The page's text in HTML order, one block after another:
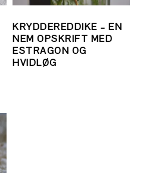
KRYDDEREDDIKE – EN
NEM OPSKRIFT MED
ESTRAGON OG
HVIDLØG